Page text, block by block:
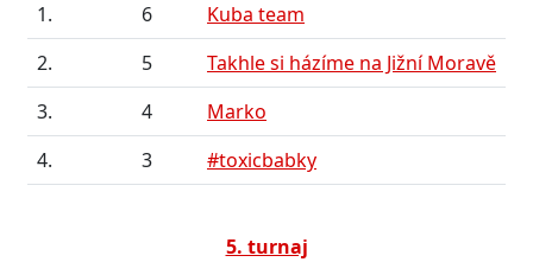
1.
6
Kuba team
2.
5
Takhle si házíme na Jižní Moravě
3.
4
Marko
4.
3 #toxicbabky
5. turnaj